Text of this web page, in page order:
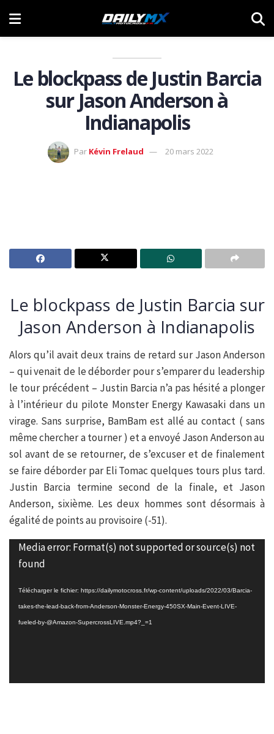
Le blockpass de Justin Barcia
sur Jason Anderson à
Indianapolis
Par Kévin Frelaud 20 mars 2022
Le blockpass de Justin Barcia sur
Jason Anderson à Indianapolis
Alors qu’il avait deux trains de retard sur Jason Anderson
– qui venait de le déborder pour s’emparer du leadership
le tour précédent – Justin Barcia n’a pas hésité a plonger
à l’intérieur du pilote Monster Energy Kawasaki dans un
virage. Sans surprise, BamBam est allé au contact ( sans
même chercher a tourner ) et a envoyé Jason Anderson au
sol avant de se retourner, de s’excuser et de finalement
se faire déborder par Eli Tomac quelques tours plus tard.
Justin Barcia termine second de la finale, et Jason
Anderson, sixième. Les deux hommes sont désormais à
égalité de points au provisoire (-51).
Lecteur
vidéo
Media error: Format(s) not supported or source(s) not
found
Télécharger le fichier: https://dailymotocross.fr/wp-content/uploads/2022/03/Barcia-
takes-the-lead-back-from-Anderson-Monster-Energy-450SX-Main-Event-LIVE-
fueled-by-@Amazon-SupercrossLIVE.mp4?_=1